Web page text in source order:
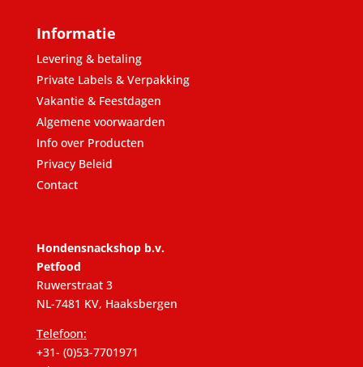
Informatie
Levering & betaling
Private Labels & Verpakking
Vakantie & Feestdagen
Algemene voorwaarden
Info over Producten
Privacy Beleid
Contact
Hondensnackshop b.v.
Petfood
Ruwerstraat 3
NL-7481 KV, Haaksbergen
Telefoon:
+31- (0)53-7701971